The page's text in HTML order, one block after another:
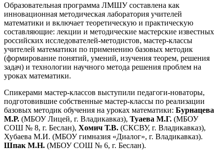
Образовательная программа ЛМШУ составлена как
инновационная методическая лаборатория учителей
математики и включает теоретическую и практическую
составляющие: лекции и методические мастерские известных
российских исследователей-методистов, мастер-классы
учителей математики по применению базовых методик
(формирование понятий, умений, изучения теорем, решения
задач) и технологии научного метода решения проблем на
уроках математики.
Спикерами мастер-классов выступили педагоги-новаторы,
подготовившие собственные мастер-классы по реализации
базовых методик обучения на уроках математики: Бурнацева
М.Р. (МБОУ Лицей, г. Владикавказ), Туаева М.Г. (МБОУ
СОШ № 8, г. Беслан), Хомич Т.В. (СКСВУ, г. Владикавказ),
Хубаева М.И. (МБОУ гимназия «Диалог», г. Владикавказ).
Шпак М.Н. (МБОУ СОШ № 6, г. Беслан).